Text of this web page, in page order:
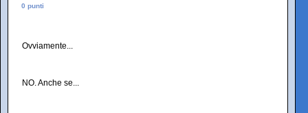
0 punti
Ovviamente...
NO. Anche se...